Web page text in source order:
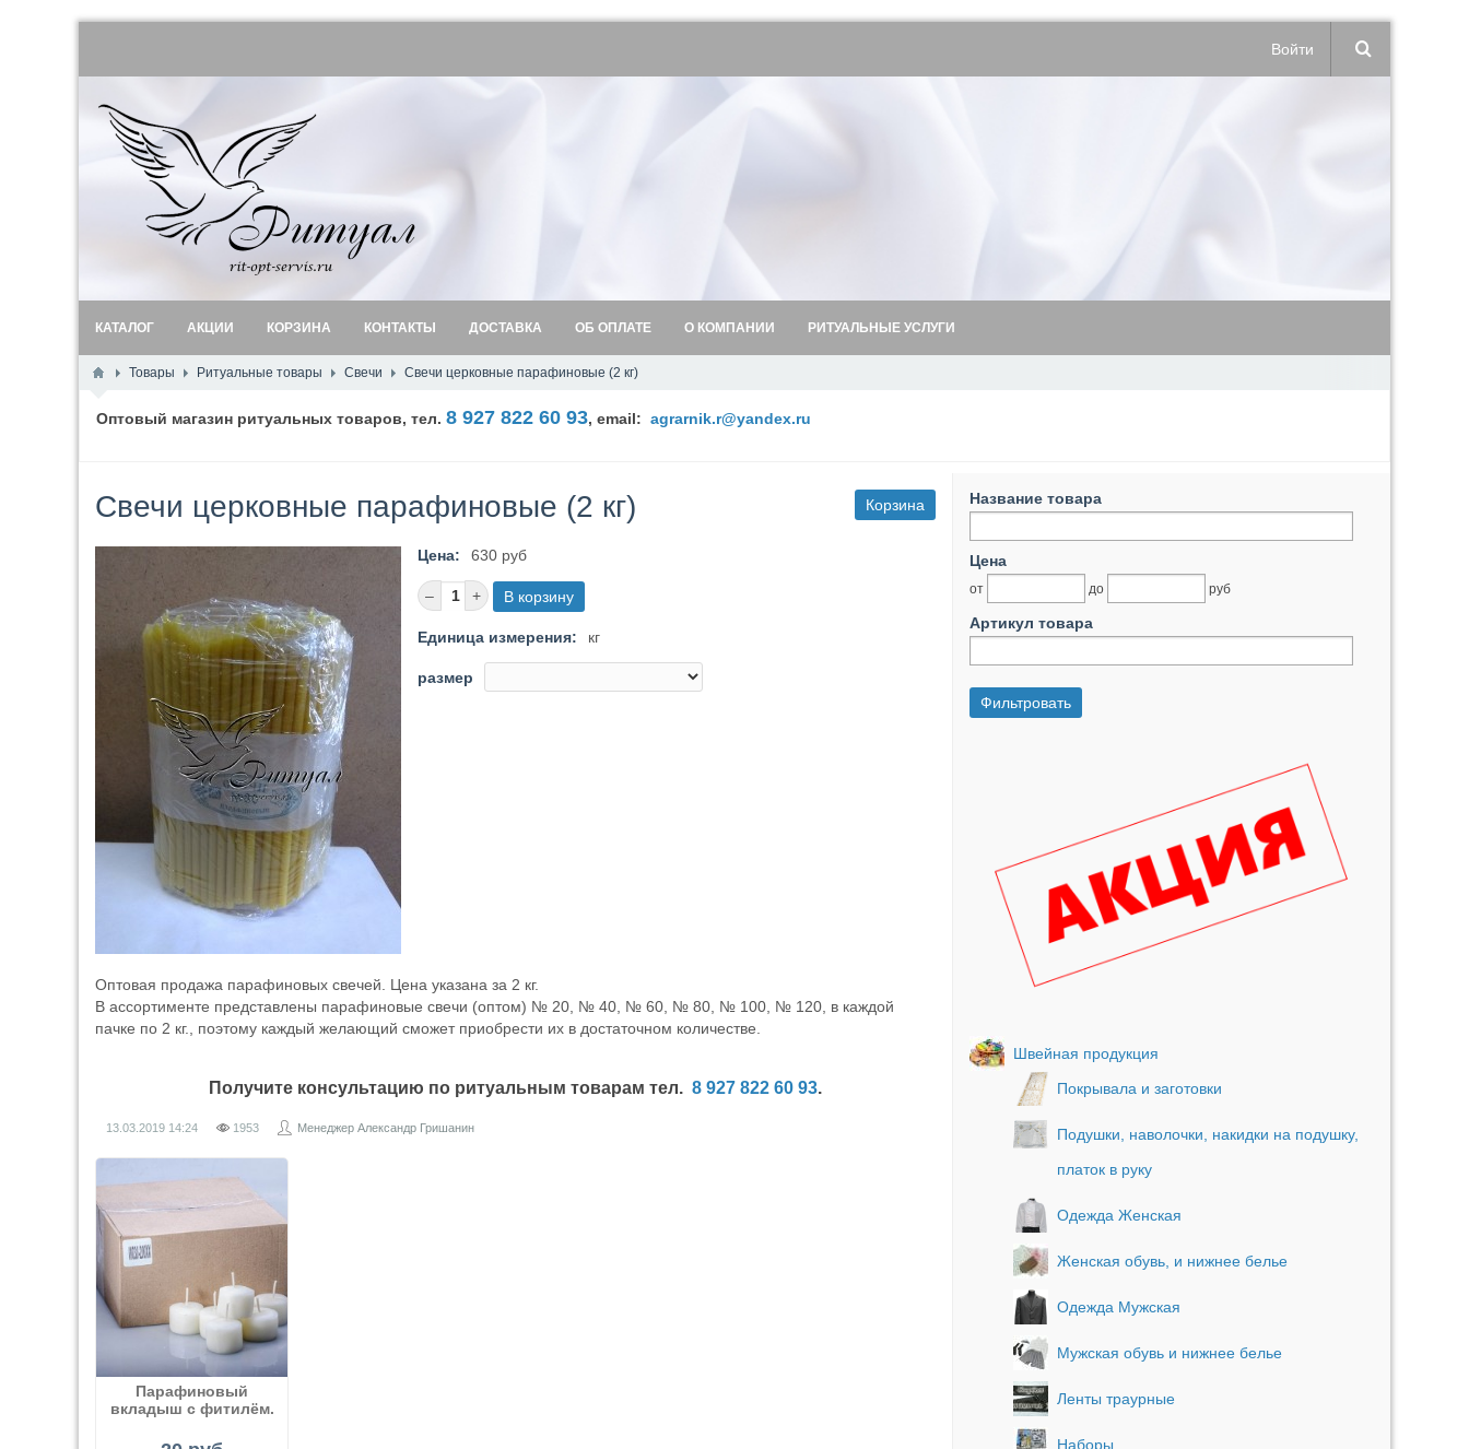
Войти
КАТАЛОГ АКЦИИ КОРЗИНА КОНТАКТЫ ДОСТАВКА ОБ ОПЛАТЕ О КОМПАНИИ РИТУАЛЬНЫЕ УСЛУГИ
Товары Ритуальные товары Свечи Свечи церковные парафиновые (2 кг)
Оптовый магазин ритуальных товаров, тел. 8 927 822 60 93, email: agrarnik.r@yandex.ru
Корзина
Свечи церковные парафиновые (2 кг)
Цена: 630 руб
Единица измерения: кг
размер
Оптовая продажа парафиновых свечей. Цена указана за 2 кг.
В ассортименте представлены парафиновые свечи (оптом) № 20, № 40, № 60, № 80, № 100, № 120, в каждой
пачке по 2 кг., поэтому каждый желающий сможет приобрести их в достаточном количестве.
Получите консультацию по ритуальным товарам тел. 8 927 822 60 93.
13.03.2019 14:24 1953 Менеджер Александр Гришанин
Парафиновый
вкладыш с фитилём.
Название товара
Цена
от до руб
Артикул товара
Швейная продукция
Покрывала и заготовки
Подушки, наволочки, накидки на подушку,
платок в руку
Одежда Женская
Женская обувь, и нижнее белье
Одежда Мужская
Мужская обувь и нижнее белье
Ленты траурные
Наборы